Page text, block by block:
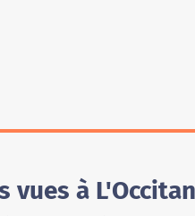
vues à